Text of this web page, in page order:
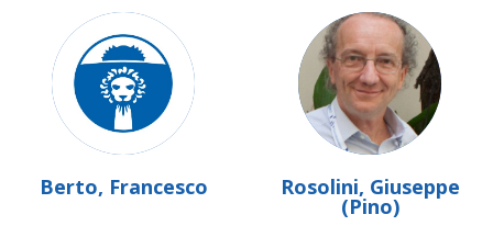
Berto, Francesco Rosolini, Giuseppe
(Pino)